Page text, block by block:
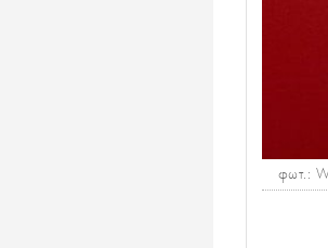
φωτ.: